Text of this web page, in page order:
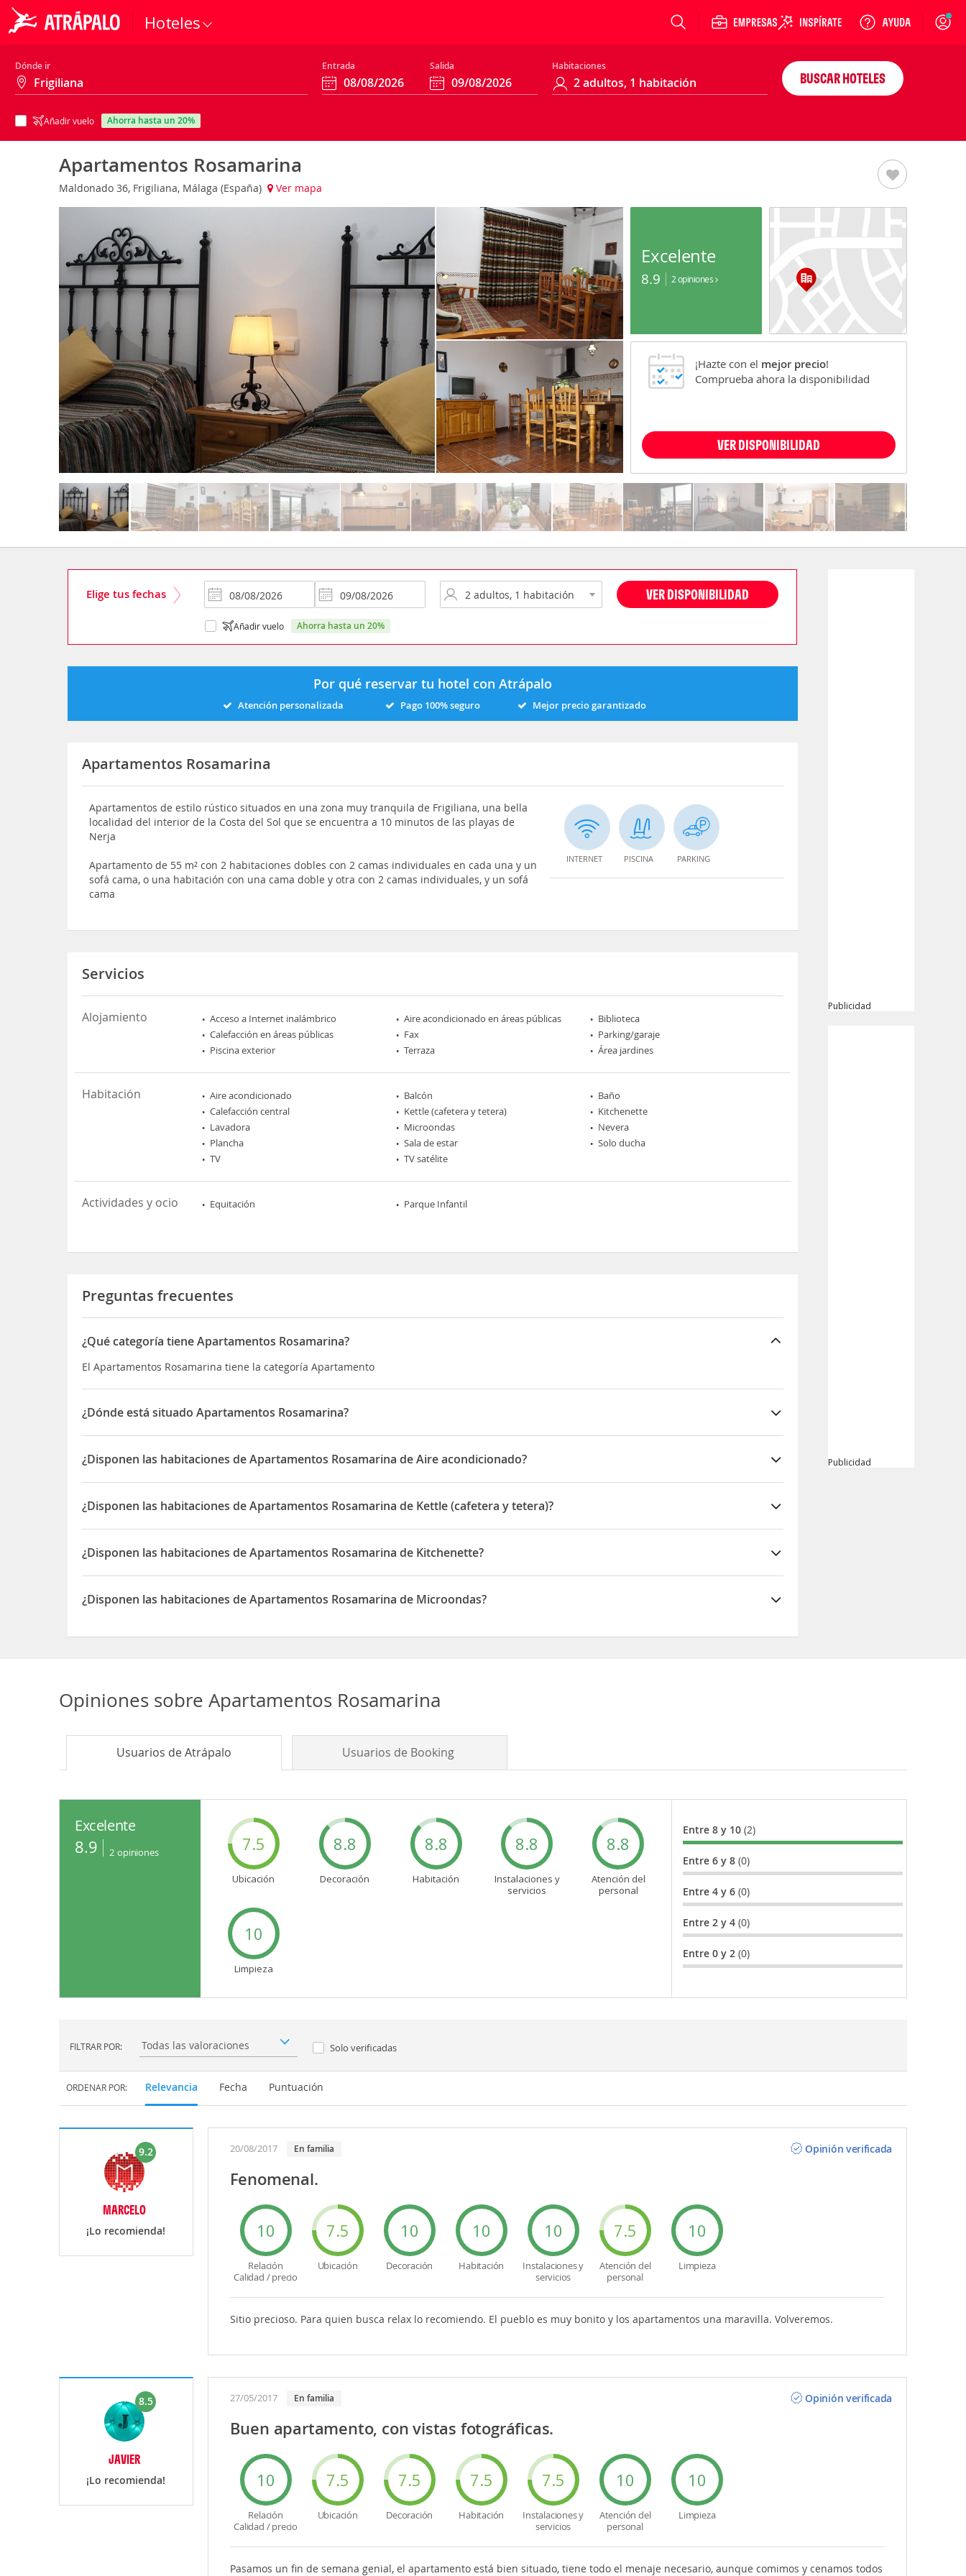
Hoteles Login
Dónde ir Entrada Salida Habitaciones
Añadir vuelo ahorra hasta un 20%
BUSCAR HOTELES
Apartamentos Rosamarina
Maldonado 36, Frigiliana, Málaga (España) Ver mapa
Excelente
8.9 2 opiniones
¡Hazte con el mejor precio!
Comprueba ahora la disponibilidad
VER DISPONIBILIDAD
Elige tus fechas VER DISPONIBILIDAD
Añadir vuelo ahorra hasta un 20%
Por qué reservar tu hotel con Atrápalo
Atención personalizada Pago 100% seguro Mejor precio garantizado
Apartamentos Rosamarina
Apartamentos de estilo rústico situados en una zona muy tranquila de Frigiliana, una bella
localidad del interior de la Costa del Sol que se encuentra a 10 minutos de las playas de
Nerja
Apartamento de 55 m² con 2 habitaciones dobles con 2 camas individuales en cada una y un
sofá cama, o una habitación con una cama doble y otra con 2 camas individuales, y un sofá
cama
INTERNET PISCINA PARKING
Servicios
Alojamiento Acceso a Internet inalámbrico Aire acondicionado en áreas públicas
Biblioteca
Calefacción en áreas públicas
Fax
Parking/garaje
Piscina exterior
Terraza Área jardines
Habitación Aire acondicionado Balcón
Baño
Calefacción central
Kettle (cafetera y tetera)
Kitchenette
Lavadora
Microondas
Nevera
Plancha
Sala de estar
Solo ducha
TV
TV satélite
Actividades y ocio Equitación Parque Infantil
Preguntas frecuentes
¿Qué categoría tiene Apartamentos Rosamarina?
El Apartamentos Rosamarina tiene la categoría Apartamento
¿Dónde está situado Apartamentos Rosamarina?
El Apartamentos Rosamarina está situado en Maldonado 36
¿Disponen las habitaciones de Apartamentos Rosamarina de Aire acondicionado?
Sí, las habitaciones del Apartamentos Rosamarina disponen de Aire acondicionado
¿Disponen las habitaciones de Apartamentos Rosamarina de Kettle (cafetera y tetera)?
Sí, las habitaciones del Apartamentos Rosamarina disponen de Kettle (cafetera y tetera)
¿Disponen las habitaciones de Apartamentos Rosamarina de Kitchenette?
Sí, las habitaciones del Apartamentos Rosamarina disponen de Kitchenette
¿Disponen las habitaciones de Apartamentos Rosamarina de Microondas?
Publicidad
Publicidad
Opiniones sobre Apartamentos Rosamarina
Usuarios deAtrápalo Usuarios de Booking
Excelente
8.9 2 opiniones 7.5
Ubicación
8.8
Decoración
8.8
Habitación
8.8
Instalaciones y
servicios
8.8
Atención del
personal
10
Limpieza
Entre 8 y 10 (2)
Entre 6 y 8 (0)
Entre 4 y 6 (0)
Entre 2 y 4 (0)
Entre 0 y 2 (0)
FILTRAR POR: Filtrar por: Solo verificadas
ORDENAR POR: Relevancia Fecha Puntuación
9.2
MARCELO
¡Lo recomienda!
20/08/2017 en familia Opinión verificada
Fenomenal.
10
Relación
Calidad / precio
7.5
Ubicación
10
Decoración
10
Habitación
10
Instalaciones y
servicios
7.5
Atención del
personal
10
Limpieza
Sitio precioso. Para quien busca relax lo recomiendo. El pueblo es muy bonito y los apartamentos una maravilla. Volveremos.
8.5
JAVIER
¡Lo recomienda!
27/05/2017 en familia Opinión verificada
Buen apartamento, con vistas fotográficas.
10
Relación
Calidad / precio
7.5
Ubicación
7.5
Decoración
7.5
Habitación
7.5
Instalaciones y
servicios
10
Atención del
personal
10
Limpieza
Pasamos un fin de semana genial, el apartamento está bien situado, tiene todo el menaje necesario, aunque comimos y cenamos todos